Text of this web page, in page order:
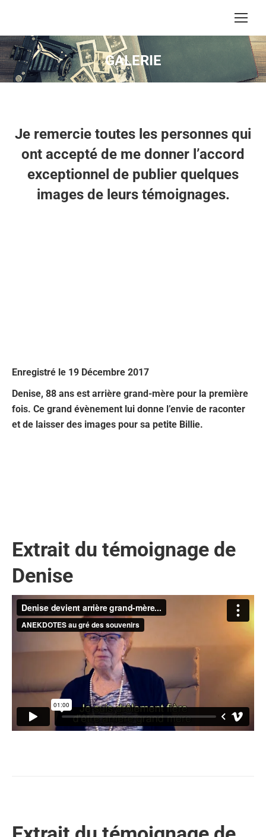
GALERIE
Vous êtes ici :
Je remercie toutes les personnes qui
ont accepté de me donner l’accord
exceptionnel de publier quelques
images de leurs témoignages.
Enregistré le 19 Décembre 2017
Denise, 88 ans est arrière grand-mère pour la première
fois. Ce grand évènement lui donne l’envie de raconter
et de laisser des images pour sa petite Billie.
Extrait du témoignage de
Denise